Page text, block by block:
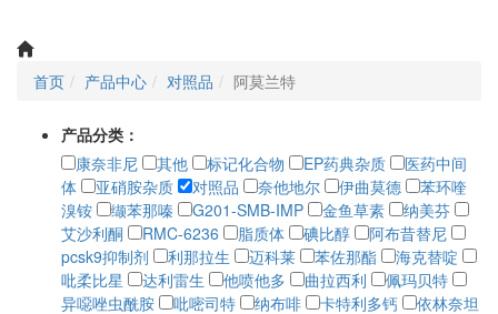
首页 产品中心 对照品 阿莫兰特
产品分类：
康奈非尼
其他 标记化合物 EP药典杂质
医药中间
体
亚硝胺杂质 对照品 奈他地尔 伊曲莫德
苯环喹
溴铵
缬苯那嗪 G201-SMB-IMP 金鱼草素
纳美芬
艾沙利酮
RMC-6236 脂质体 碘比醇
阿布昔替尼
pcsk9抑制剂
利那拉生 迈科莱 苯佐那酯
海克替啶
吡柔比星
达利雷生 他喷他多 曲拉西利
佩玛贝特
异噁唑虫酰胺
吡嘧司特 纳布啡 卡特利多钙
依林奈坦